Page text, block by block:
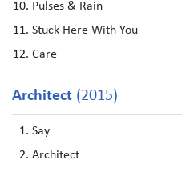
Pulses & Rain
Stuck Here With You
Care
Architect (2015)
Say
Architect